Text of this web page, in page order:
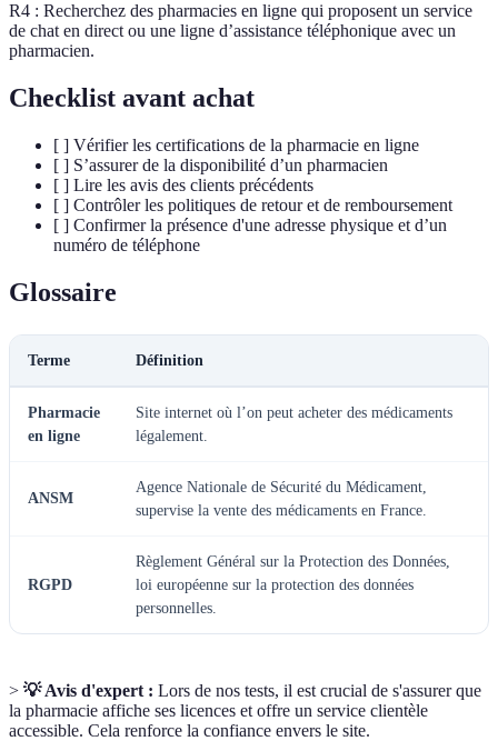
R4 : Recherchez des pharmacies en ligne qui proposent un service
de chat en direct ou une ligne d’assistance téléphonique avec un
pharmacien.
Checklist avant achat
[ ] Vérifier les certifications de la pharmacie en ligne
[ ] S’assurer de la disponibilité d’un pharmacien
[ ] Lire les avis des clients précédents
[ ] Contrôler les politiques de retour et de remboursement
[ ] Confirmer la présence d'une adresse physique et d’un
numéro de téléphone
Glossaire
Terme Définition
Pharmacie
en ligne
Site internet où l’on peut acheter des médicaments
légalement.
ANSM
Agence Nationale de Sécurité du Médicament,
supervise la vente des médicaments en France.
RGPD
Règlement Général sur la Protection des Données,
loi européenne sur la protection des données
personnelles.
> 💡 Avis d'expert : Lors de nos tests, il est crucial de s'assurer que
la pharmacie affiche ses licences et offre un service clientèle
accessible. Cela renforce la confiance envers le site.